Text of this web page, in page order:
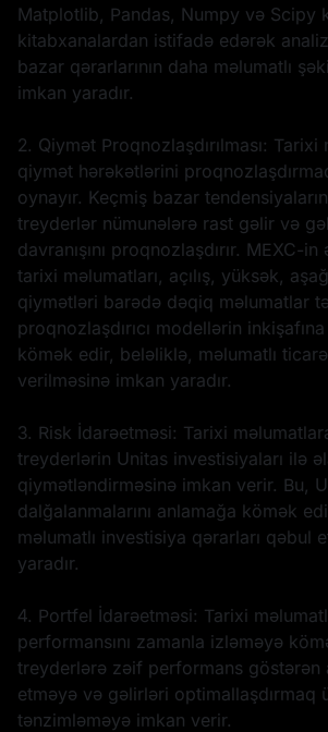
Matplotlib, Pandas, Numpy və Scipy
kitabxanalardan istifadə edərək
bazar qərarlarının daha məlumatlı
imkan yaradır.
2. Qiymət Proqnozlaşdırılması:
qiymət hərəkətlərini
oynayır. Keçmiş bazar
treyderlər nümunələrə rast gəlir və
davranışını proqnozlaşdırır. MEXC-in
tarixi məlumatları, açılış, yüksək,
qiymətləri barədə dəqiq məlumatlar
proqnozlaşdırıcı modellərin
kömək edir, beləliklə, məlumatlı
verilməsinə imkan yaradır.
3. Risk İdarəetməsi: Tarixi
treyderlərin Unitas investisiyaları ilə
qiymətləndirməsinə imkan verir. Bu,
dalğalanmalarını anlamağa kömək
məlumatlı investisiya qərarları qəbul
yaradır.
4. Portfel İdarəetməsi: Tarixi
performansını zamanla izləməyə
treyderlərə zəif performans göstərən
etməyə və gəlirləri optimallaşdırmaq
tənzimləməyə imkan verir.